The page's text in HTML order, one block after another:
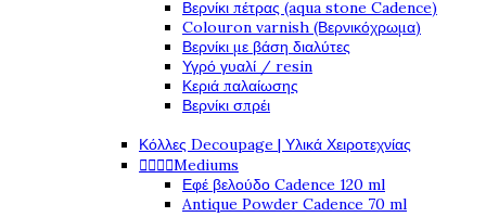
Βερνίκι πέτρας (aqua stone Cadence)
Colouron varnish (Βερνικόχρωμα)
Βερνίκι με βάση διαλύτες
Υγρό γυαλί / resin
Κεριά παλαίωσης
Βερνίκι σπρέι
Κόλλες Decoupage | Υλικά Χειροτεχνίας
   Mediums
Εφέ βελούδο Cadence 120 ml
Antique Powder Cadence 70 ml